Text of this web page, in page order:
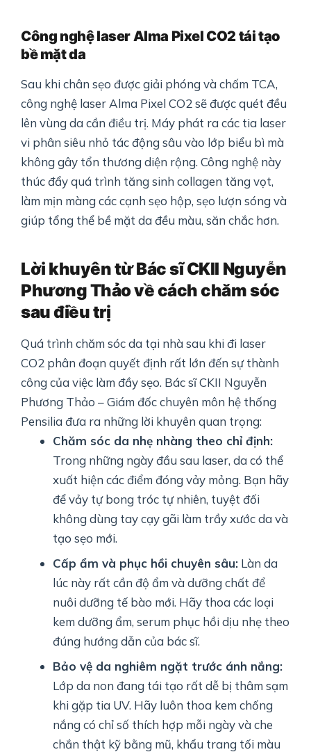
Công nghệ laser Alma Pixel CO2 tái tạo
bề mặt da
Sau khi chân sẹo được giải phóng và chấm TCA,
công nghệ laser Alma Pixel CO2 sẽ được quét đều
lên vùng da cần điều trị. Máy phát ra các tia laser
vi phân siêu nhỏ tác động sâu vào lớp biểu bì mà
không gây tổn thương diện rộng. Công nghệ này
thúc đẩy quá trình tăng sinh collagen tăng vọt,
làm mịn màng các cạnh sẹo hộp, sẹo lượn sóng và
giúp tổng thể bề mặt da đều màu, săn chắc hơn.
Lời khuyên từ Bác sĩ CKII Nguyễn
Phương Thảo về cách chăm sóc
sau điều trị
Quá trình chăm sóc da tại nhà sau khi đi laser
CO2 phân đoạn quyết định rất lớn đến sự thành
công của việc làm đầy sẹo. Bác sĩ CKII Nguyễn
Phương Thảo – Giám đốc chuyên môn hệ thống
Pensilia đưa ra những lời khuyên quan trọng:
Chăm sóc da nhẹ nhàng theo chỉ định:
Trong những ngày đầu sau laser, da có thể
xuất hiện các điểm đóng vảy mỏng. Bạn hãy
để vảy tự bong tróc tự nhiên, tuyệt đối
không dùng tay cạy gãi làm trầy xước da và
tạo sẹo mới.
Cấp ẩm và phục hồi chuyên sâu: Làn da
lúc này rất cần độ ẩm và dưỡng chất để
nuôi dưỡng tế bào mới. Hãy thoa các loại
kem dưỡng ẩm, serum phục hồi dịu nhẹ theo
đúng hướng dẫn của bác sĩ.
Bảo vệ da nghiêm ngặt trước ánh nắng:
Lớp da non đang tái tạo rất dễ bị thâm sạm
khi gặp tia UV. Hãy luôn thoa kem chống
nắng có chỉ số thích hợp mỗi ngày và che
chắn thật kỹ bằng mũ, khẩu trang tối màu